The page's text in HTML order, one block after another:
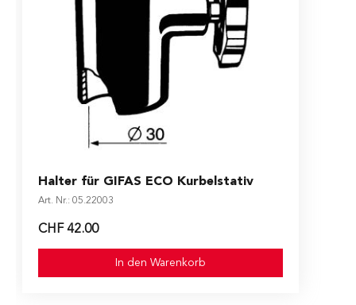
Halter für GIFAS ECO Kurbelstativ
Art. Nr.: 05.22003
CHF 42.00
In den Warenkorb